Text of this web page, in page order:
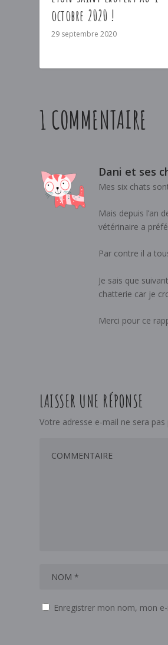
octobre 2020 !
29 septembre 2020
1 COMMENTAIRE
Dani et ses
Mes six chats
Mais depuis l’an
vétérinaire a
Par contre il a
Je sais que
chatterie car je
Merci pour ce
LAISSER UNE RÉPONSE
Votre adresse e-mail ne sera pas
Enregistrer mon nom, mon